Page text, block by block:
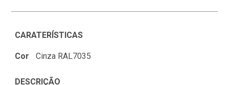
CARATERÍSTICAS
Cor Cinza RAL7035
DESCRIÇÃO